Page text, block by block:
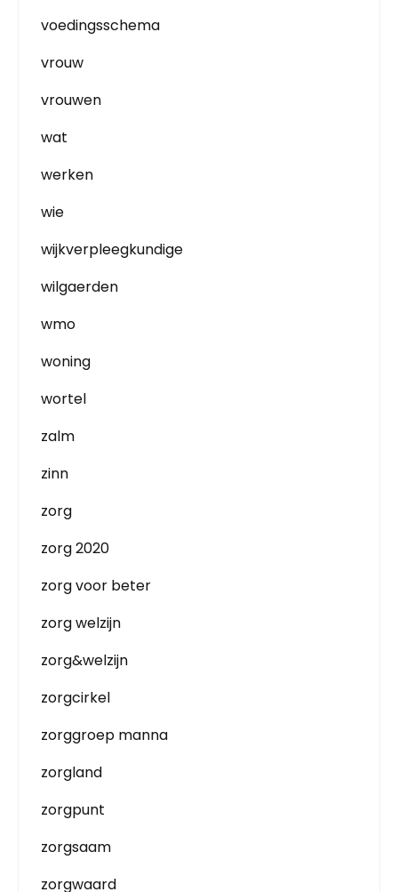
voedingsschema
vrouw
vrouwen
wat
werken
wie
wijkverpleegkundige
wilgaerden
wmo
woning
wortel
zalm
zinn
zorg
zorg 2020
zorg voor beter
zorg welzijn
zorg&welzijn
zorgcirkel
zorggroep manna
zorgland
zorgpunt
zorgsaam
zorgwaard